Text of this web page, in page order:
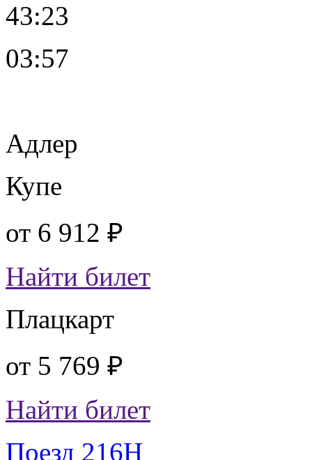
43:23
03:57
Адлер
Купе
от 6 912 ₽
Найти билет
Плацкарт
от 5 769 ₽
Найти билет
Поезд 216Н